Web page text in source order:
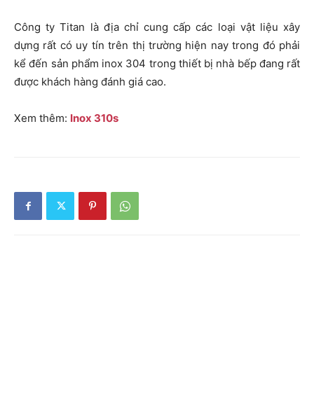
Công ty Titan là địa chỉ cung cấp các loại vật liệu xây
dựng rất có uy tín trên thị trường hiện nay trong đó phải
kể đến sản phẩm inox 304 trong thiết bị nhà bếpđang rất
được khách hàng đánh giá cao.
Xem thêm: Inox 310s